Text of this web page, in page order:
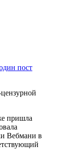
пост
пришла
Вебмани в